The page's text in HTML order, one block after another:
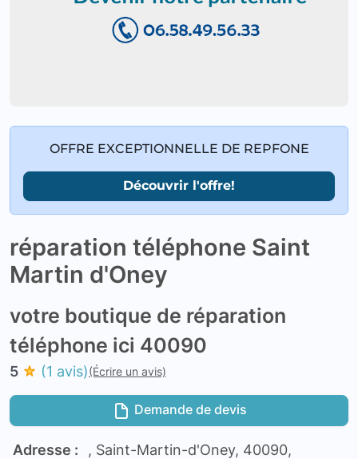
OFFRE EXCEPTIONNELLE DE REPFONE
Découvrir l'offre!
réparation téléphone Saint
Martin d'Oney
votre boutique de réparation
téléphone ici 40090
5 (1 avis)(Écrire un avis)
Demande de devis
Adresse :
, Saint-Martin-d'Oney, 40090,